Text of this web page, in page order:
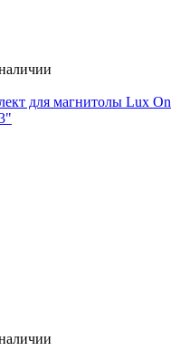
для магнитолы Lux